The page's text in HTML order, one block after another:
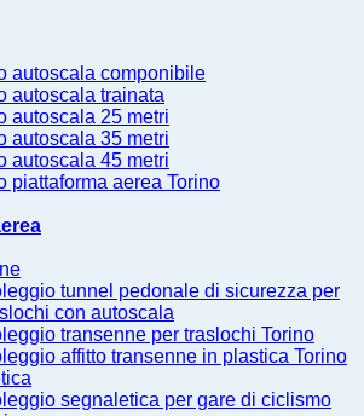
autoscala componibile
autoscala trainata
autoscala 25 metri
autoscala 35 metri
autoscala 45 metri
piattaforma aerea Torino
tunnel pedonale di sicurezza per
con autoscala
transenne per traslochi Torino
affitto transenne in plastica Torino
segnaletica per gare di ciclismo